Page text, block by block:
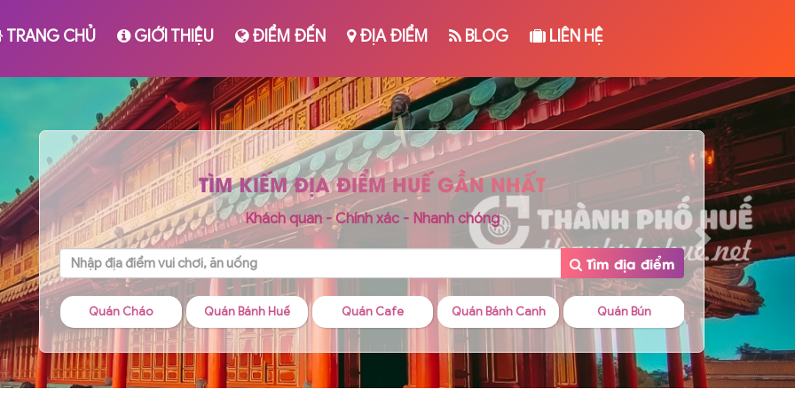
TRANG CHỦ GIỚI THIỆU ĐIỂM ĐẾN ĐỊA ĐIỂM BLOG LIÊN HỆ
TÌM KIẾM ĐỊA ĐIỂM HUẾ GẦN NHẤT
Khách quan - Chính xác - Nhanh chóng
Tìm địa điểm
Quán Cháo Quán Bánh Huế Quán Cafe Quán Bánh Canh Quán Bún Quán Ăn Vặt